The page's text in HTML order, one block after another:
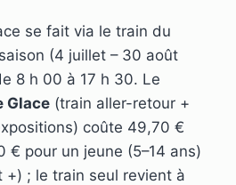
se fait via le train du
(4 juillet – 30 août
8 h 00 à 17 h 30. Le
Glace (train aller-retour +
coûte 49,70 €
€ pour un jeune (5–14 ans)
+) ; le train seul revient à